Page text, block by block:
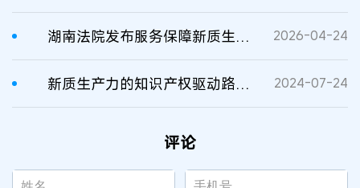
湖南法院发布服务保障新质生产力发展典型案例 2026-04-24
新质生产力的知识产权驱动路径与制度协同 2024-07-24
评论